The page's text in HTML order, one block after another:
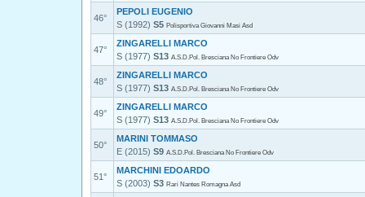
46°
PEPOLI EUGENIO
S (1992) S5 Polisportiva Giovanni Masi Asd
47°
ZINGARELLI MARCO
S (1977) S13 A.S.D.Pol. Bresciana No Frontiere Odv
48°
ZINGARELLI MARCO
S (1977) S13 A.S.D.Pol. Bresciana No Frontiere Odv
49°
ZINGARELLI MARCO
S (1977) S13 A.S.D.Pol. Bresciana No Frontiere Odv
50°
MARINI TOMMASO
E (2015) S9 A.S.D.Pol. Bresciana No Frontiere Odv
51°
MARCHINI EDOARDO
S (2003) S3 Rari Nantes Romagna Asd